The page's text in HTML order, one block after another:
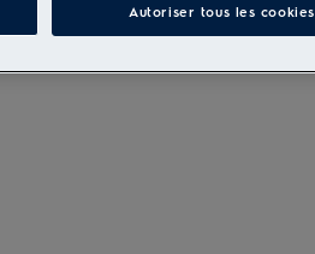
Autoriser tous les cookies